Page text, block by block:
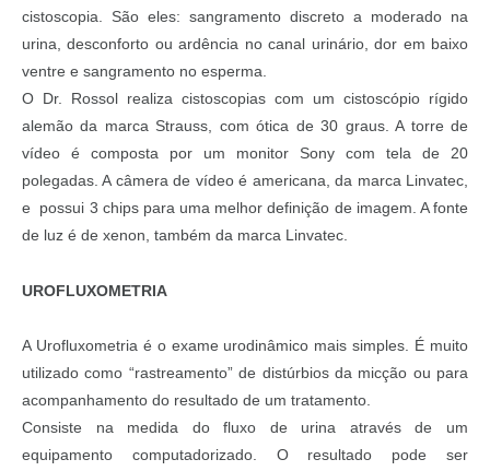
cistoscopia. São eles: sangramento discreto a moderado na
urina, desconforto ou ardência no canal urinário, dor em baixo
ventre e sangramento no esperma.
O Dr. Rossol realiza cistoscopias com um cistoscópio rígido
alemão da marca Strauss, com ótica de 30 graus. A torre de
vídeo é composta por um monitor Sony com tela de 20
polegadas. A câmera de vídeo é americana, da marca Linvatec,
e possui 3 chips para uma melhor definição de imagem. A fonte
de luz é de xenon, também da marca Linvatec.
UROFLUXOMETRIA
A Urofluxometria é o exame urodinâmico mais simples. É muito
utilizado como “rastreamento” de distúrbios da micção ou para
acompanhamento do resultado de um tratamento.
Consiste na medida do fluxo de urina através de um
equipamento computadorizado. O resultado pode ser